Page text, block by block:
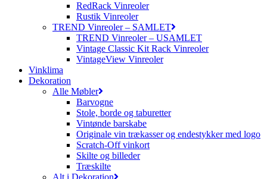
RedRack Vinreoler
Rustik Vinreoler
TREND Vinreoler – SAMLET
TREND Vinreoler – USAMLET
Vintage Classic Kit Rack Vinreoler
VintageView Vinreoler
Vinklima
Dekoration
Alle Møbler
Barvogne
Stole, borde og taburetter
Vintønde barskabe
Originale vin trækasser og endestykker med logo
Scratch-Off vinkort
Skilte og billeder
Træskilte
Alt i Dekoration